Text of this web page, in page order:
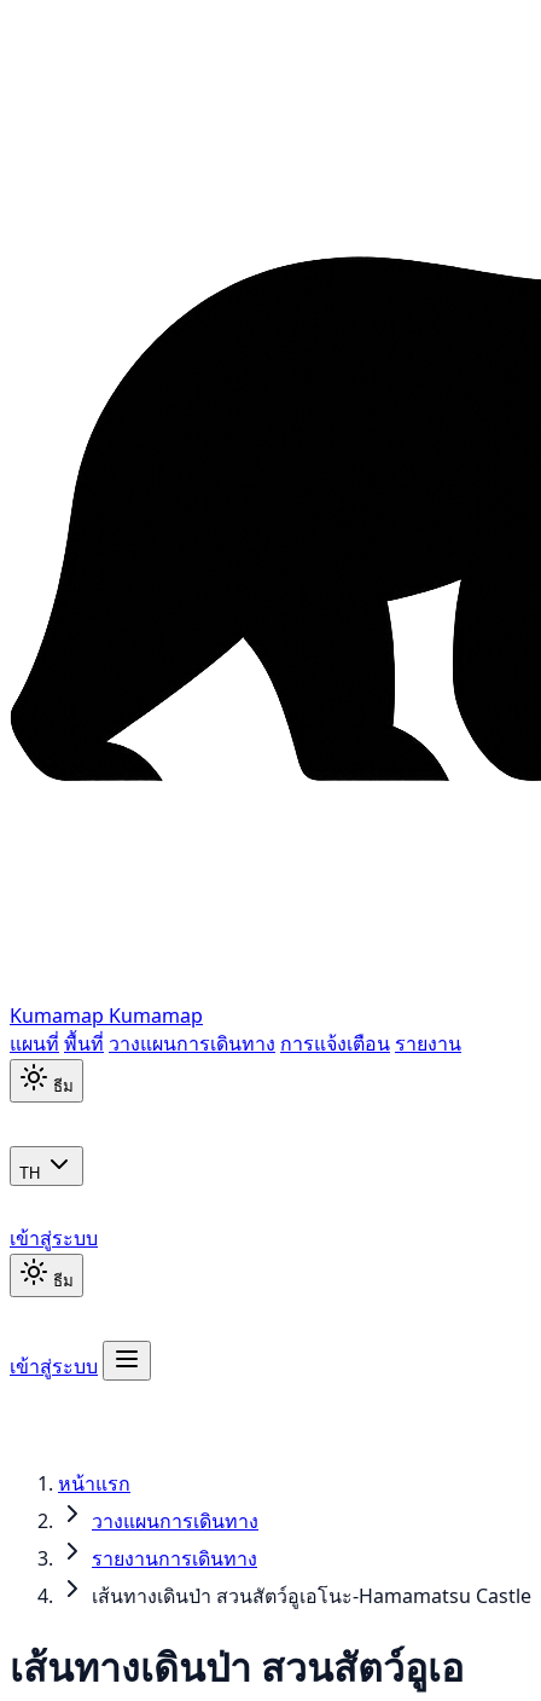
Kumamap Kumamap
แผนที่ พื้นที่ วางแผนการเดินทาง การแจ้งเตือน รายงาน
ธีม
TH
เข้าสู่ระบบ
ธีม
เข้าสู่ระบบ
หน้าแรก
วางแผนการเดินทาง
รายงานการเดินทาง
เส้นทางเดินป่า สวนสัตว์อูเอโนะ-Hamamatsu Castle
เส้นทางเดินป่า สวนสัตว์อูเอ